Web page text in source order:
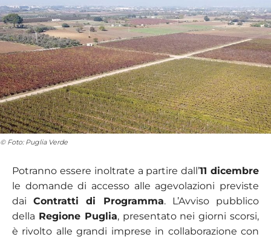
© Foto: Puglia Verde
Potranno essere inoltrate a partire dall’11 dicembre
le domande di accesso alle agevolazioni previste
daiContratti di Programma. L’Avviso pubblico
della Regione Puglia, presentato nei giorni scorsi,
è rivolto alle grandi imprese in collaborazione con